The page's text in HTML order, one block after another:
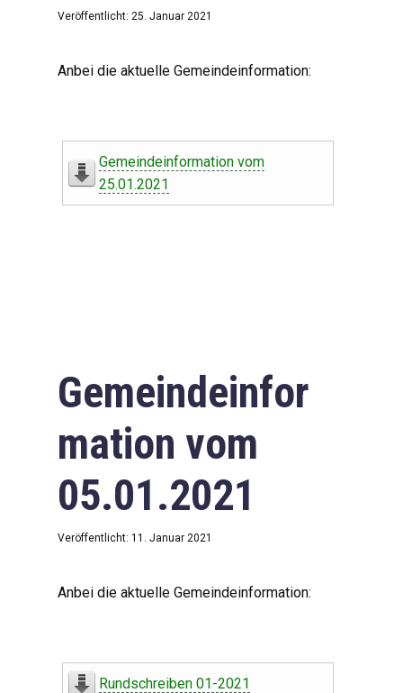
Veröffentlicht: 25. Januar 2021
Anbei die aktuelle Gemeindeinformation:
Gemeindeinformation vom
25.01.2021
Gemeindeinfor
mation vom
05.01.2021
Veröffentlicht: 11. Januar 2021
Anbei die aktuelle Gemeindeinformation:
Rundschreiben 01-2021